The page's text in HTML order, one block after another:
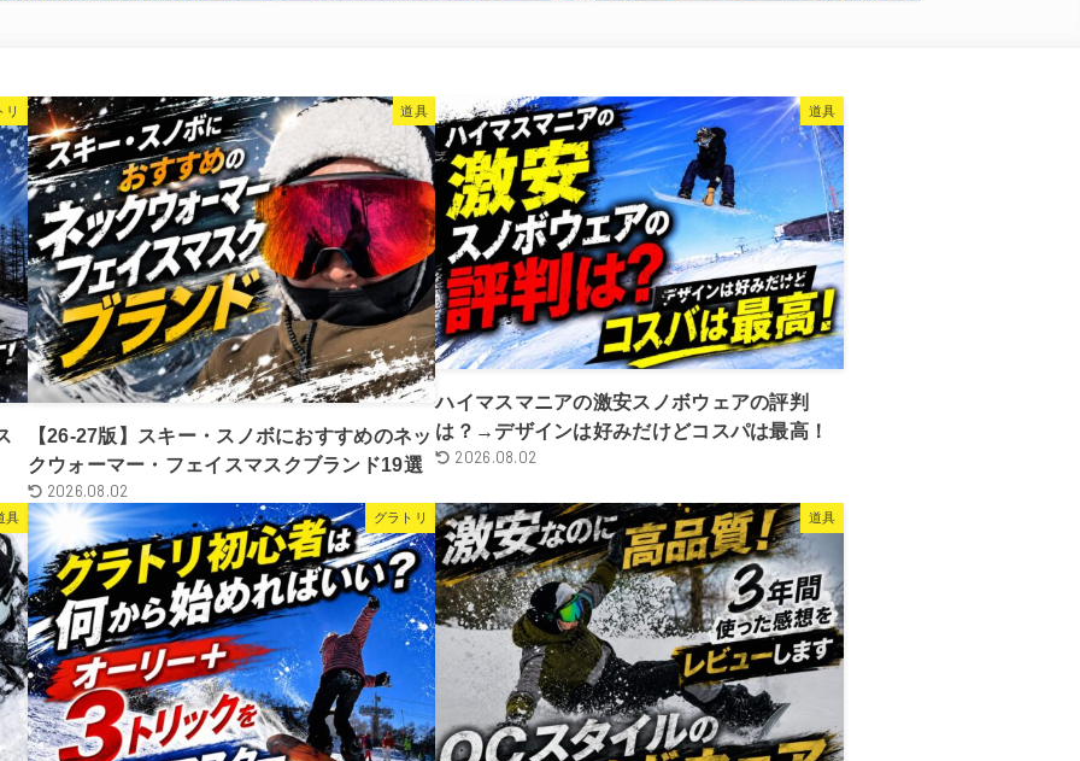
リ 道具
【26-27版】スキー・スノボにおすすめのネッ
クウォーマー・フェイスマスクブランド19選
2026.08.02
道具
ハイマスマニアの激安スノボウェアの評判
は？→デザインは好みだけどコスパは最高！
2026.08.02
具 グラトリ 道具